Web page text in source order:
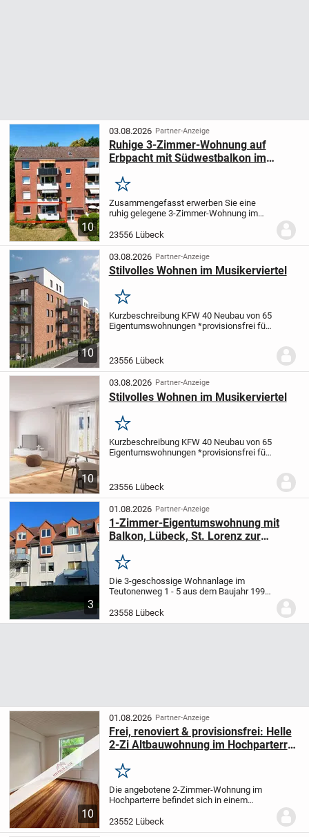
10
03.08.2026 Partner-Anzeige
Ruhige 3-Zimmer-Wohnung auf
Erbpacht mit Südwestbalkon im
Merken
Zusammengefasst erwerben Sie eine
ruhig gelegene 3-Zimmer-Wohnung im
Wohnanlage aus dem Jahr 1960. Die
Immobilie befindet sich auf einem
Erbbaurechtsgrundstück der...
23556 Lübeck
10
03.08.2026 Partner-Anzeige
Stilvolles Wohnen im Musikerviertel
Merken
Kurzbeschreibung KFW 40 Neubau von 65
Eigentumswohnungen *provisionsfrei für
Zuhause im zentral gelegenen Stadtteil
23556 Lübeck
10
03.08.2026 Partner-Anzeige
Stilvolles Wohnen im Musikerviertel
Merken
Kurzbeschreibung KFW 40 Neubau von 65
Eigentumswohnungen *provisionsfrei für
Zuhause im zentral gelegenen Stadtteil
St. Lorenz...
23556 Lübeck
3
01.08.2026 Partner-Anzeige
1-Zimmer-Eigentumswohnung mit
Balkon, Lübeck, St. Lorenz zur
Merken
Die 3-geschossige Wohnanlage im
Teutonenweg 1 - 5 aus dem Baujahr 1995
Zustand. Im Keller befindet sich eine
Gemeinschaftswaschküche mit
23558 Lübeck
10
01.08.2026 Partner-Anzeige
Frei, renoviert & provisionsfrei: Helle
2-Zi Altbauwohnung im Hochparterre
Merken
Die angebotene 2-Zimmer-Wohnung im
Hochparterre befindet sich in einem
insgesamt 10 Wohneinheiten aus ca. dem
Baujahr 1900.Das Gebäude wurde in den
23552 Lübeck